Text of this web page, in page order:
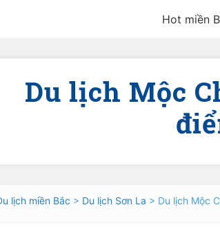
Hot miền
Du lịch Mộc
lịch miền Bắc > Du lịch Sơn La > Du lịch Mộc